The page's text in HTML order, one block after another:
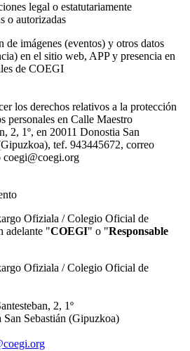
legal o estatutariamente
o autorizadas
de imágenes (eventos) y otros datos
en el sitio web, APP y presencia en
de COEGI
los derechos relativos a la protección
personales en Calle Maestro
2, 1º, en 20011 Donostia San
tef. 943445672, correo
coegi@coegi.org
Ofiziala / Colegio Oficial de
adelante "COEGI" o "Responsable
Ofiziala / Colegio Oficial de
2, 1º
Sebastián (Gipuzkoa)